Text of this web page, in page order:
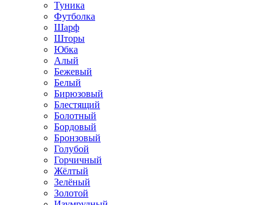
Туника
Футболка
Шарф
Шторы
Юбка
Алый
Бежевый
Белый
Бирюзовый
Блестящий
Болотный
Бордовый
Бронзовый
Голубой
Горчичный
Жёлтый
Зелёный
Золотой